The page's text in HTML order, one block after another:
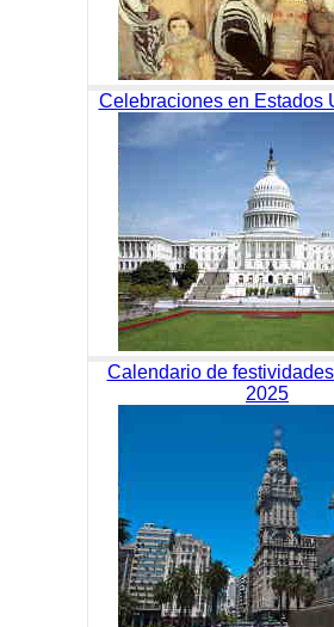
Celebraciones en Estados
Calendario de
2025